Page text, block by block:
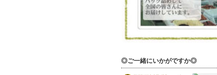
◎ご一緒にいかがですか◎